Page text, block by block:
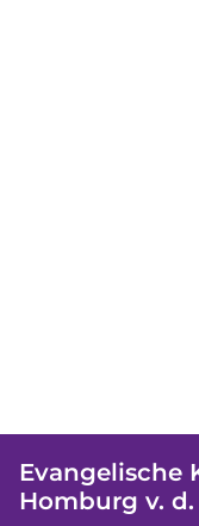
Evangelische
Homburg v.